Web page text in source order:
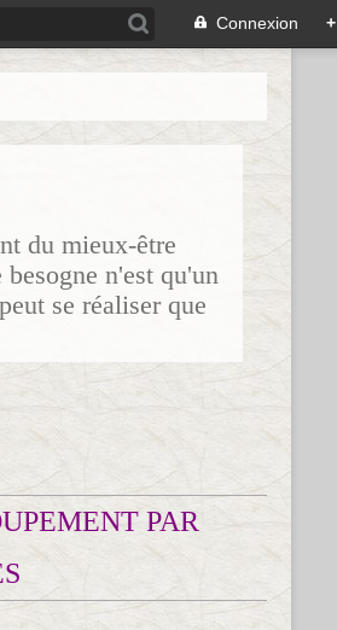
Connexion +
du mieux-être
n'est qu'un
se réaliser que
PAR